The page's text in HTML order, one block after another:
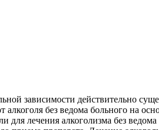
зависимости действительно
без ведома больного на
для лечения алкоголизма без